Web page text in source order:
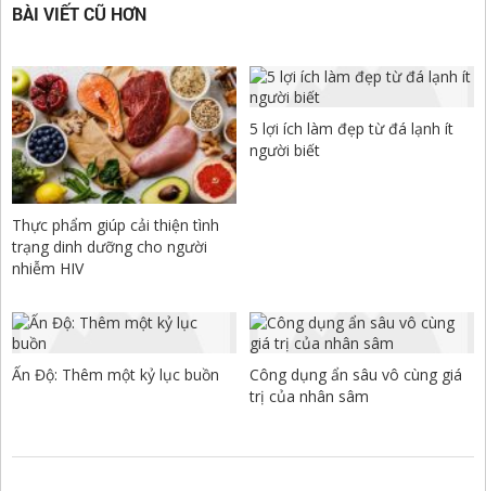
BÀI VIẾT CŨ HƠN
Thực phẩm giúp cải thiện tình
trạng dinh dưỡng cho người
nhiễm HIV
5 lợi ích làm đẹp từ đá lạnh ít
người biết
Ấn Độ: Thêm một kỷ lục buồn
Công dụng ẩn sâu vô cùng giá
trị của nhân sâm